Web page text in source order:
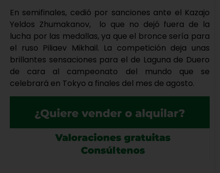
En semifinales, cedió por sanciones ante el Kazajo
Yeldos Zhumakanov, lo que no dejó fuera de la
lucha por las medallas, ya que el bronce sería para
el ruso Piliaev Mikhail. La competición deja unas
brillantes sensaciones para el de Laguna de Duero
de cara al campeonato del mundo que se
celebrará en Tokyo a finales del mes de agosto.